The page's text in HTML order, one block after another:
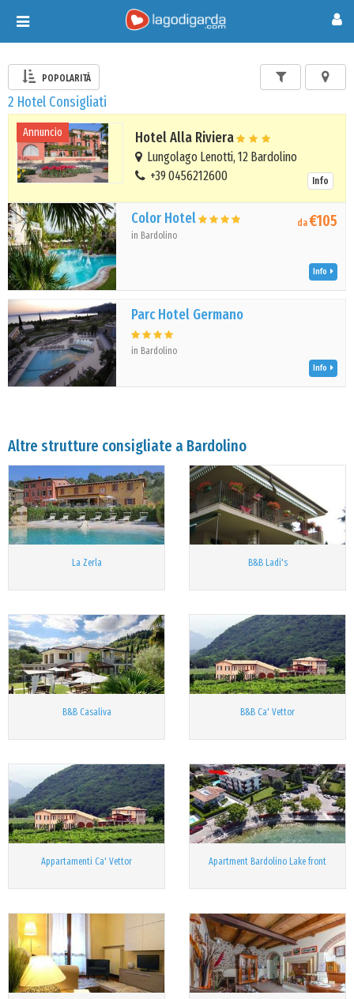
Toggle
navigation
POPOLARITÀ
2 Hotel Consigliati
Annuncio Hotel Alla Riviera
Lungolago Lenotti, 12 Bardolino
+39 0456212600
Info
Color Hotel
in Bardolino
da€105
Info
Parc Hotel Germano
in Bardolino
Info
Altre strutture consigliate a Bardolino
La Zerla B&B Ladi's
B&B Casaliva B&B Ca' Vettor
Appartamenti Ca' Vettor Apartment Bardolino Lake front